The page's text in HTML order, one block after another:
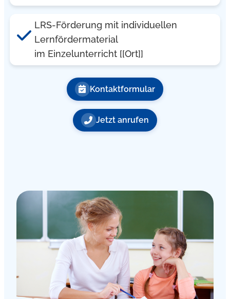
LRS-Förderung mit individuellen
Lernfördermaterial
im Einzelunterricht [[Ort]]
Kontaktformular
Jetzt anrufen